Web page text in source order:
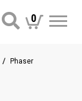
0
Phaser